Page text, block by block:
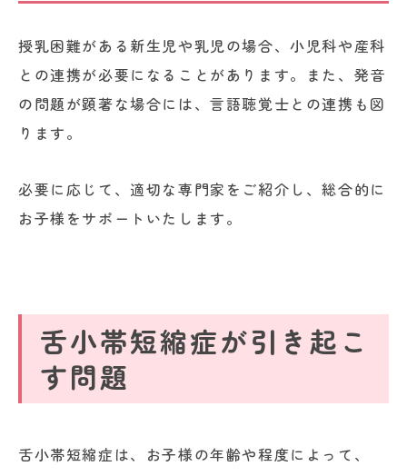
授乳困難がある新生児や乳児の場合、小児科や産科
との連携が必要になることがあります。また、発音
の問題が顕著な場合には、言語聴覚士との連携も図
ります。
必要に応じて、適切な専門家をご紹介し、総合的に
お子様をサポートいたします。
舌小帯短縮症が引き起こ
す問題
舌小帯短縮症は、お子様の年齢や程度によって、